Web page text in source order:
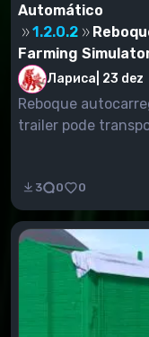
Automático
1.2.0.2
Farming
Лариса 23 dez
Reboque
trailer pode
3 0 0